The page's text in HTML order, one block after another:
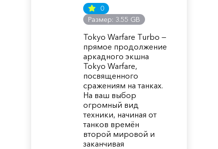
0
Размер: 3.55 GB
Tokyo Warfare Turbo —
прямое продолжение
аркадного экшна
Tokyo Warfare,
посвященного
сражениям на танках.
На ваш выбор
огромный вид
техники, начиная от
танков времён
второй мировой и
заканчивая